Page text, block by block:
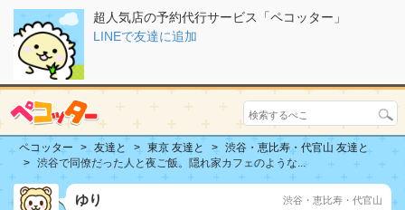
超人気店の予約代行サービス「ペコッター」
LINEで友達に追加
ペコッター 友達と 東京 友達と
渋谷・恵比寿・代官山 友達と
渋谷で同僚だった人と夜ご飯。隠れ家カフェのような...
ゆり 渋谷・恵比寿・代官山